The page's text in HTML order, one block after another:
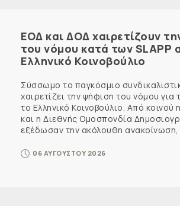
ΕΟΔ και ΔΟΔ χαιρετίζουν
του νόμου κατά των SLAPP
Ελληνικό Κοινοβούλιο
Σύσσωμο το παγκόσμιο
χαιρετίζει την ψήφιση του νόμου για
το Ελληνικό Κοινοβούλιο. Από κοινού
και η Διεθνής Ομοσπονδία
εξέδωσαν την ακόλουθη ανακοίνωση,
06 ΑΥΓΟΥΣΤΟΥ 2026